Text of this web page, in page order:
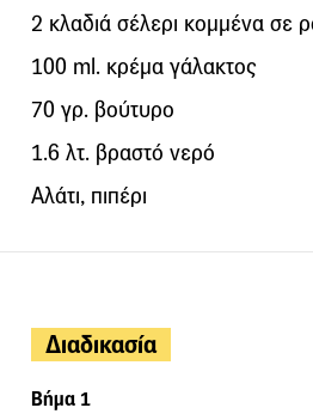
2 κλαδιά σέλερι κομμένα σε
100 ml. κρέμα γάλακτος
70 γρ. βούτυρο
1.6 λτ. βραστό νερό
Αλάτι, πιπέρι
Διαδικασία
Βήμα 1